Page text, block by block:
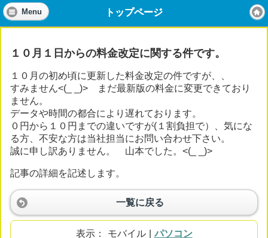
Menu トップページ
１０月１日からの料金改定に関する件です。
１０月の初め頃に更新した料金改定の件ですが、、
すみません<(_ _)> まだ最新版の料金に変更できており
ません。
データや時間の都合により遅れております。
０円から１０円までの違いですが(１割負担で）、気にな
る方、不安な方は当社担当にお問い合わせ下さい。
誠に申し訳ありません。 山本でした。<(_ _)>
記事の詳細を記述します。
一覧に戻る
表示： モバイル パソコン